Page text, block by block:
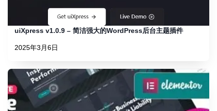
uiXpress v1.0.9 – 简洁强大的WordPress后台主题插件
2025年3月6日